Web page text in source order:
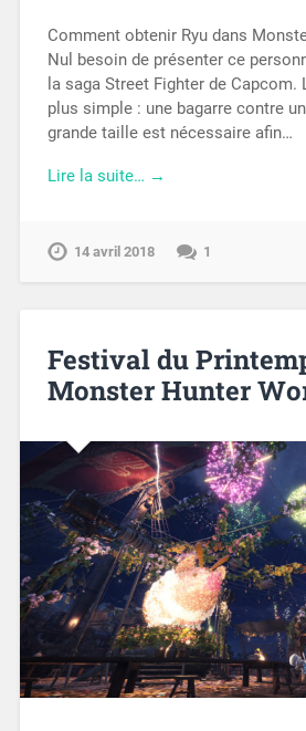
Comment obtenir Ryu dans
Nul besoin de présenter ce
la saga Street Fighter de Capcom.
plus simple : une bagarre contre
grande taille est nécessaire afin…
Lire la suite… →
14 avril 2018 1
Festival du
Monster Hunter